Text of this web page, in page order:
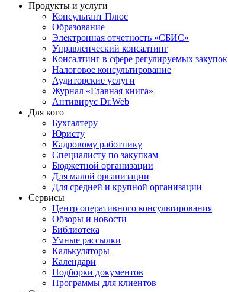
Продукты и услуги
Консультант Плюс
Образование
Электронная отчетность «СБИС»
Управленческий консалтинг
Консалтинг в сфере регулируемых закупок
Налоговое консультирование
Аудиторские услуги
Журнал «Главная книга»
Антивирус Dr.Web
Для кого
Бухгалтеру
Юристу
Кадровому работнику
Специалисту по закупкам
Бюджетной организации
Для малой организации
Для средней и крупной организации
Сервисы
Центр оперативного консультирования
Обзоры и новости
Библиотека
Умные рассылки
Калькуляторы
Календари
Подборки документов
Программы для клиентов